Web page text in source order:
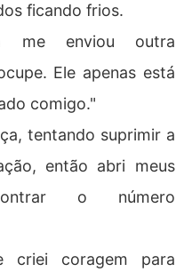
ficando frios.
me enviou outra
Ele apenas está
comigo."
tentando suprimir a
então abri meus
o número
criei coragem para